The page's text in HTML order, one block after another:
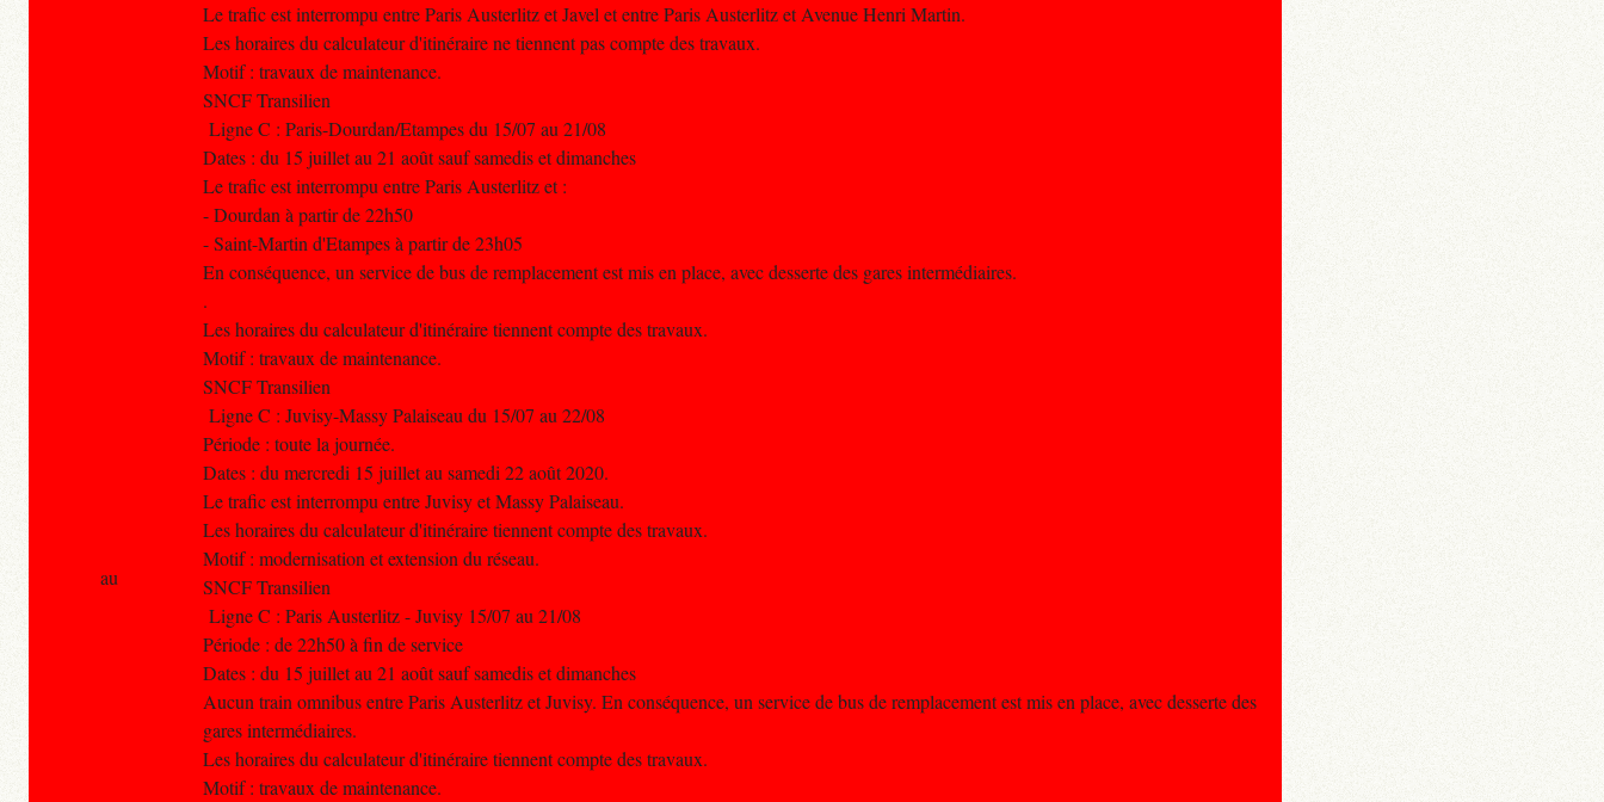
Le trafic est interrompu entre Paris Austerlitz et Javel et entre Paris Austerlitz et Avenue Henri Martin.
Les horaires du calculateur d'itinéraire ne tiennent pas compte des travaux.
Motif : travaux de maintenance.
SNCF Transilien
Ligne C : Paris-Dourdan/Etampes du 15/07 au 21/08
Dates : du 15 juillet au 21 août sauf samedis et dimanches
Le trafic est interrompu entre Paris Austerlitz et :
- Dourdan à partir de 22h50
- Saint-Martin d'Etampes à partir de 23h05
En conséquence, un service de bus de remplacement est mis en place, avec desserte des gares intermédiaires.
.
Les horaires du calculateur d'itinéraire tiennent compte des travaux.
Motif : travaux de maintenance.
SNCF Transilien
Ligne C : Juvisy-Massy Palaiseau du 15/07 au 22/08
Période : toute la journée.
Dates : du mercredi 15 juillet au samedi 22 août 2020.
Le trafic est interrompu entre Juvisy et Massy Palaiseau.
Les horaires du calculateur d'itinéraire tiennent compte des travaux.
Motif : modernisation et extension du réseau.
SNCF Transilien
Ligne C : Paris Austerlitz - Juvisy 15/07 au 21/08
Période : de 22h50 à fin de service
Dates : du 15 juillet au 21 août sauf samedis et dimanches
Aucun train omnibus entre Paris Austerlitz et Juvisy. En conséquence, un service de bus de remplacement est mis en place, avec desserte des
gares intermédiaires.
Les horaires du calculateur d'itinéraire tiennent compte des travaux.
Motif : travaux de maintenance.
au